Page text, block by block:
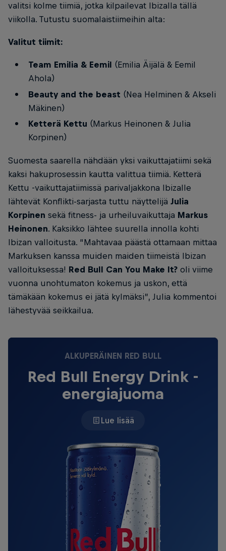
valitsi kolme tiimiä, jotka kilpailevat Ibizalla tällä
viikolla. Tutustu suomalaistiimeihin alta:
Valitut tiimit:
Team Emilia & Eemil (Emilia Äijälä & Eemil
Ahola)
Beauty and the beast (Nea Helminen & Akseli
Mäkinen)
Ketterä Kettu (Markus Heinonen & Julia
Korpinen)
Suomesta saarella nähdään yksi vaikuttajatiimi sekä
kaksi hakuprosessin kautta valittua tiimiä. Ketterä
Kettu -vaikuttajatiimissä parivaljakkona Ibizalle
lähtevät Konflikti-sarjasta tuttu näyttelijä Julia
Korpinen sekä fitness- ja urheiluvaikuttaja Markus
Heinonen. Kaksikko lähtee suurella innolla kohti
Ibizan valloitusta. “Mahtavaa päästä ottamaan mittaa
Markuksen kanssa muiden maiden tiimeistä Ibizan
valloituksessa! Red Bull Can You Make It? oli viime
vuonna unohtumaton kokemus ja uskon, että
tämäkään kokemus ei jätä kylmäksi”, Julia kommentoi
lähestyvää seikkailua.
ALKUPERÄINEN RED BULL
Red Bull Energy Drink -
energiajuoma
Lue lisää